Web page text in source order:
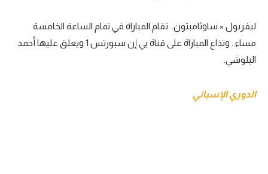
ليفربول × ساوثامبتون.. تقام المباراة في تمام الساعة الخامسة
مساء.. وتذاع المباراة على قناة بي إن سبورتس 1 ويعلق عليها أحمد
البلوشي.
الدوري الإسباني